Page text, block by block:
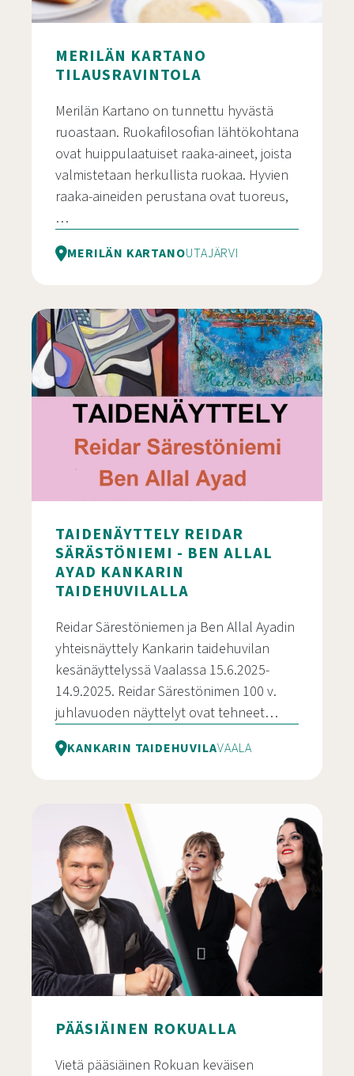
MERILÄN KARTANO
TILAUSRAVINTOLA
Merilän Kartano on tunnettu hyvästä
ruoastaan. Ruokafilosofian lähtökohtana
ovat huippulaatuiset raaka-aineet, joista
valmistetaan herkullista ruokaa. Hyvien
raaka-aineiden perustana ovat tuoreus,
…
MERILÄN KARTANOUTAJÄRVI
TAIDENÄYTTELY REIDAR
SÄRÄSTÖNIEMI - BEN ALLAL
AYAD KANKARIN
TAIDEHUVILALLA
Reidar Särestöniemen ja Ben Allal Ayadin
yhteisnäyttely Kankarin taidehuvilan
kesänäyttelyssä Vaalassa 15.6.2025-
14.9.2025. Reidar Särestönimen 100 v.
juhlavuoden näyttelyt ovat tehneet…
KANKARIN TAIDEHUVILAVAALA
PÄÄSIÄINEN ROKUALLA
Vietä pääsiäinen Rokuan keväisen